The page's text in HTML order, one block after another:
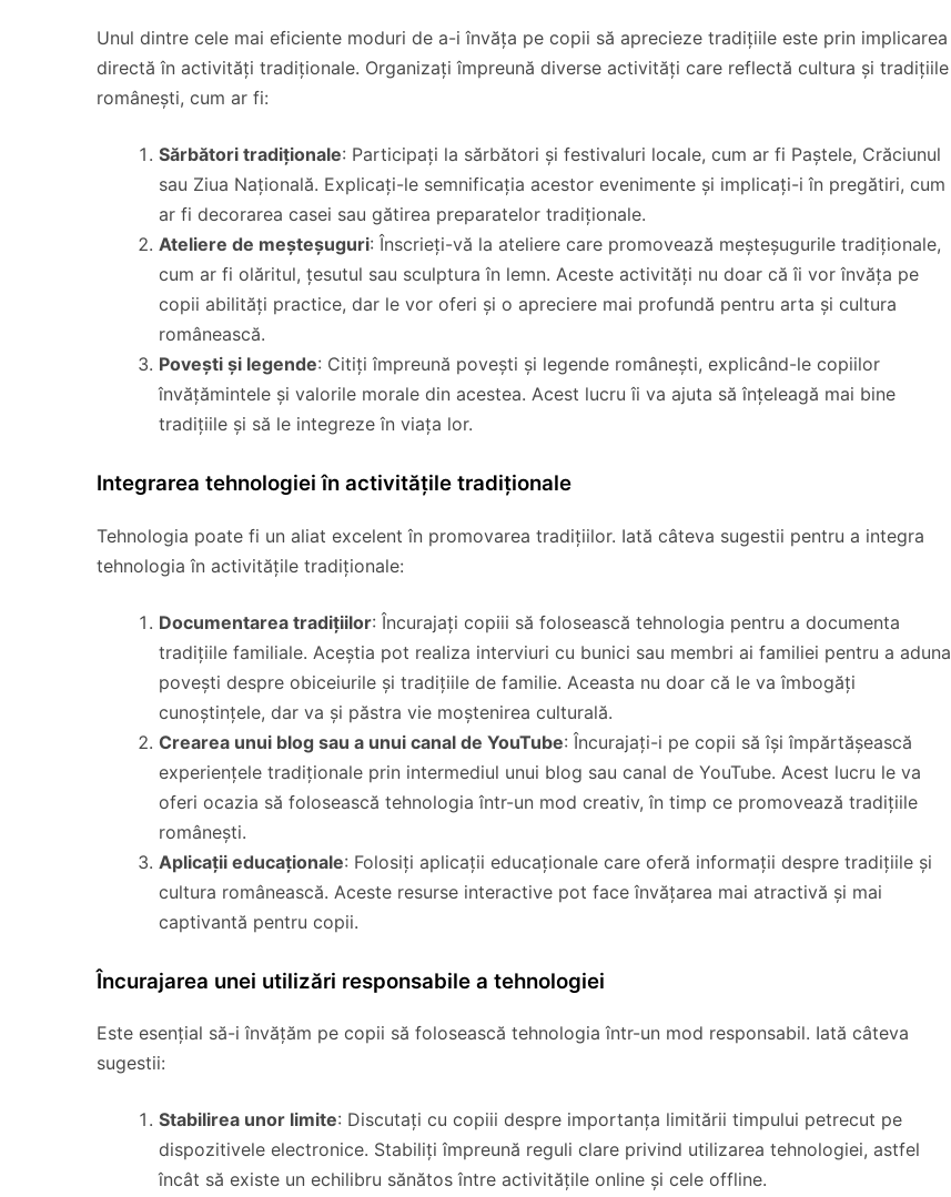
Unul dintre cele mai eficiente moduri de a-i învăța pe copii să aprecieze tradițiile este prin implicarea
directă în activități tradiționale. Organizați împreună diverse activități care reflectă cultura și tradițiile
românești, cum ar fi:
Sărbători tradiționale: Participați la sărbători și festivaluri locale, cum ar fi Paștele, Crăciunul
sau Ziua Națională. Explicați-le semnificația acestor evenimente și implicați-i în pregătiri, cum
ar fi decorarea casei sau gătirea preparatelor tradiționale.
Ateliere de meșteșuguri: Înscrieți-vă la ateliere care promovează meșteșugurile tradiționale,
cum ar fi olăritul, țesutul sau sculptura în lemn. Aceste activități nu doar că îi vor învăța pe
copii abilități practice, dar le vor oferi și o apreciere mai profundă pentru arta și cultura
românească.
Povești și legende: Citiți împreună povești și legende românești, explicând-le copiilor
învățămintele și valorile morale din acestea. Acest lucru îi va ajuta să înțeleagă mai bine
tradițiile și să le integreze în viața lor.
Integrarea tehnologiei în activitățile tradiționale
Tehnologia poate fi un aliat excelent în promovarea tradițiilor. Iată câteva sugestii pentru a integra
tehnologia în activitățile tradiționale:
Documentarea tradițiilor: Încurajați copiii să folosească tehnologia pentru a documenta
tradițiile familiale. Aceștia pot realiza interviuri cu bunici sau membri ai familiei pentru a aduna
povești despre obiceiurile și tradițiile de familie. Aceasta nu doar că le va îmbogăți
cunoștințele, dar va și păstra vie moștenirea culturală.
Crearea unui blog sau a unui canal de YouTube: Încurajați-i pe copii să își împărtășească
experiențele tradiționale prin intermediul unui blog sau canal de YouTube. Acest lucru le va
oferi ocazia să folosească tehnologia într-un mod creativ, în timp ce promovează tradițiile
românești.
Aplicații educaționale: Folosiți aplicații educaționale care oferă informații despre tradițiile și
cultura românească. Aceste resurse interactive pot face învățarea mai atractivă și mai
captivantă pentru copii.
Încurajarea unei utilizări responsabile a tehnologiei
Este esențial să-i învățăm pe copii să folosească tehnologia într-un mod responsabil. Iată câteva
sugestii:
Stabilirea unor limite: Discutați cu copiii despre importanța limitării timpului petrecut pe
dispozitivele electronice. Stabiliți împreună reguli clare privind utilizarea tehnologiei, astfel
încât să existe un echilibru sănătos între activitățile online și cele offline.